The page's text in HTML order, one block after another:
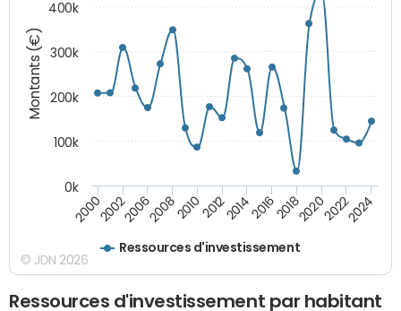
Montants (€)
Ressources d'investissement
200020022006200820102012201420162018202020222024
0k
100k
200k
300k
400k
© JDN 2026
Ressources d'investissement par habitant